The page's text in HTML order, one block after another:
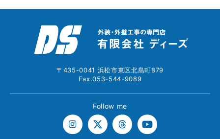
〒435-0041 浜松市東区北島町879
Fax.053-544-9089
Follow me